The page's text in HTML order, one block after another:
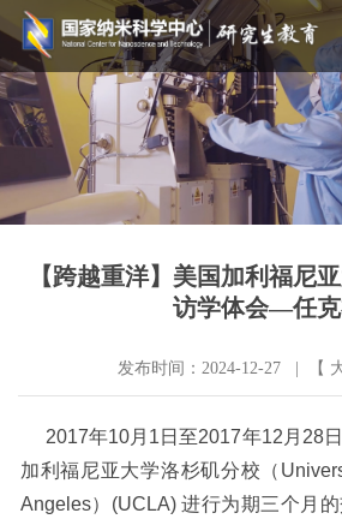
【跨越重洋】美国加利福尼
访学体会—任
发布时间：2024-12-27 | 【
2017年10月 1 日至2017年12 月 28
加利福尼亚大学洛杉矶分校（
Angeles） (UCLA)进行为期三个月